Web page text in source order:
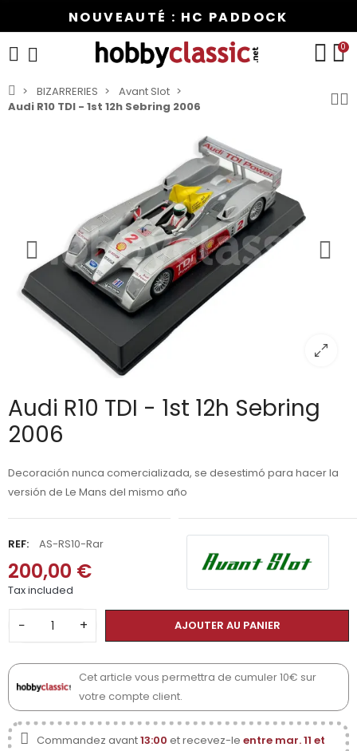
NOUVEAUTÉ : HC PADDOCK
0
BIZARRERIES
Avant Slot
Audi R10 TDI - 1st 12h Sebring 2006
Audi R10 TDI - 1st 12h Sebring
2006
Decoración nunca comercializada, se desestimó para hacer la
versión de Le Mans del mismo año
REF: AS-RS10-Rar
200,00 €
Tax included
− + AJOUTER AU PANIER
Cet article vous permettra de cumuler 10€ sur
votre compte client.
Commandez avant13:00 et recevez-le entre mar. 11 et